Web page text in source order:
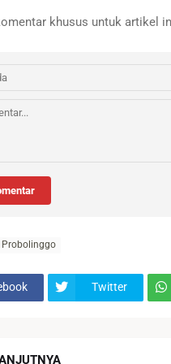
khusus untuk artikel
Probolinggo
Twitter